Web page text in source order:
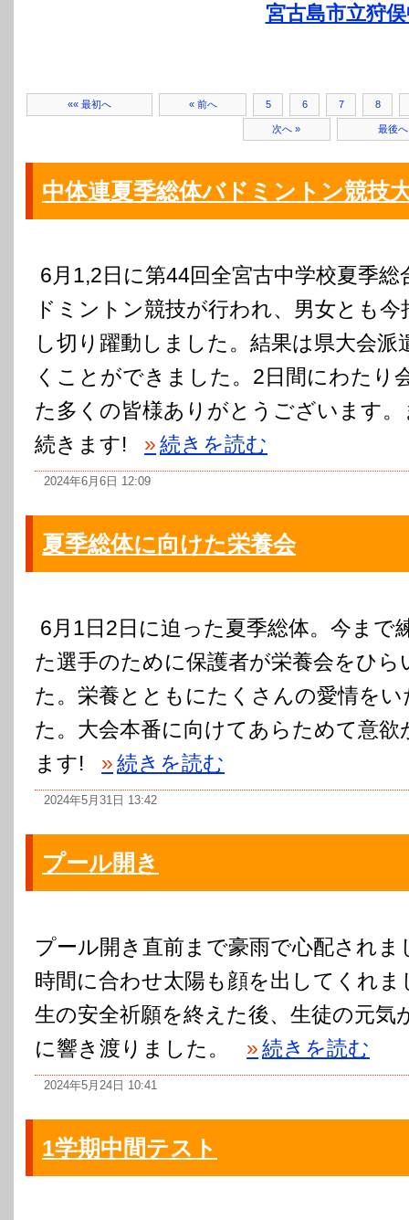
宮古島市立狩
«« 最初へ « 前へ 5 6 7 8
次へ » 最後
中体連夏季総体バドミントン競技
6月1,2日に第44回全宮古中学校夏季総
ドミントン競技が行われ、男女とも
し切り躍動しました。結果は県大会派
くことができました。2日間にわたり
た多くの皆様ありがとうございます
続きます!
»続きを読む
2024年6月6日 12:09
夏季総体に向けた栄養会
6月1日2日に迫った夏季総体。今まで
た選手のために保護者が栄養会をひ
た。栄養とともにたくさんの愛情を
た。大会本番に向けてあらためて意
ます!
»続きを読む
2024年5月31日 13:42
プール開き
プール開き直前まで豪雨で心配されま
時間に合わせ太陽も顔を出してくれま
生の安全祈願を終えた後、生徒の元気
に響き渡りました。
»続きを読む
2024年5月24日 10:41
1学期中間テスト